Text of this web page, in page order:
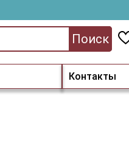
Контакты
Поиск